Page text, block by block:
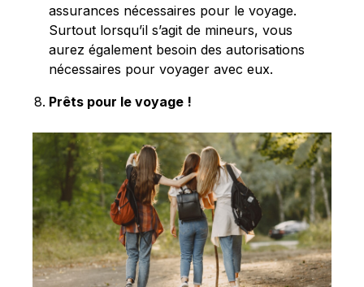
assurances nécessaires pour le voyage.
Surtout lorsqu’il s’agit de mineurs, vous
aurez également besoin des autorisations
nécessaires pour voyager avec eux.
Prêts pour le voyage !